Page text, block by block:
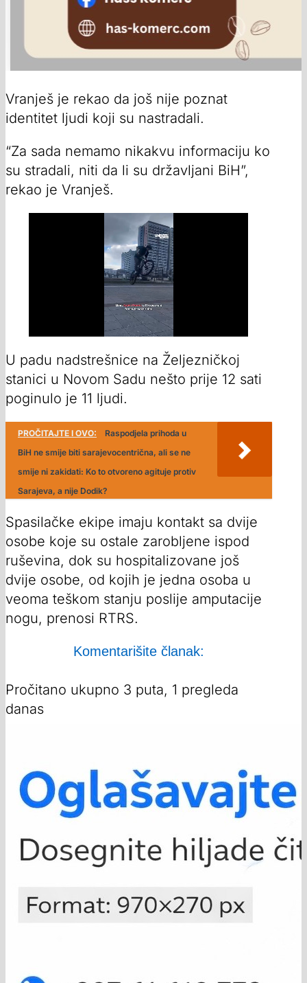
Vranješ je rekao da još nije poznat
identitet ljudi koji su nastradali.
“Za sada nemamo nikakvu informaciju ko
su stradali, niti da li su državljani BiH”,
rekao je Vranješ.
U padu nadstrešnice na Željezničkoj
stanici u Novom Sadu nešto prije 12 sati
poginulo je 11 ljudi.
PROČITAJTE I OVO:
Raspodjela prihoda u
BiH ne smije biti sarajevocentrična, ali se ne
smije ni zakidati: Ko to otvoreno agituje protiv
Sarajeva, a nije Dodik?
Spasilačke ekipe imaju kontakt sa dvije
osobe koje su ostale zarobljene ispod
ruševina, dok su hospitalizovane još
dvije osobe, od kojih je jedna osoba u
veoma teškom stanju poslije amputacije
nogu, prenosi RTRS.
Komentarišite članak:
Pročitano ukupno 3 puta, 1 pregleda
danas